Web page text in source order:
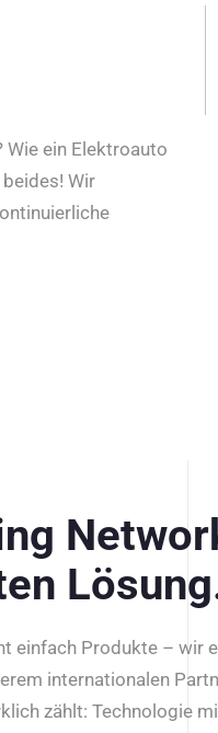
Wie ein Elektroauto
Wir
einfach Produkte – wir
internationalen
zählt: Technologie